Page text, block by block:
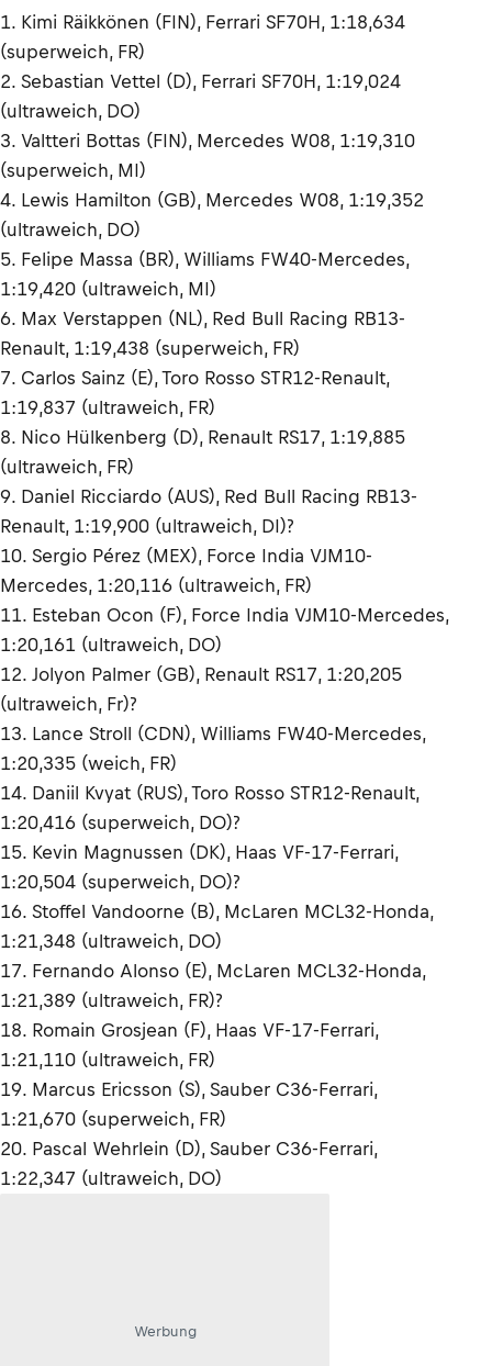
1. Kimi Räikkönen (FIN), Ferrari SF70H, 1:18,634
(superweich, FR)
2. Sebastian Vettel (D), Ferrari SF70H, 1:19,024
(ultraweich, DO)
3. Valtteri Bottas (FIN), Mercedes W08, 1:19,310
(superweich, MI)
4. Lewis Hamilton (GB), Mercedes W08, 1:19,352
(ultraweich, DO)
5. Felipe Massa (BR), Williams FW40-Mercedes,
1:19,420 (ultraweich, MI)
6. Max Verstappen (NL), Red Bull Racing RB13-
Renault, 1:19,438 (superweich, FR)
7. Carlos Sainz (E), Toro Rosso STR12-Renault,
1:19,837 (ultraweich, FR)
8. Nico Hülkenberg (D), Renault RS17, 1:19,885
(ultraweich, FR)
9. Daniel Ricciardo (AUS), Red Bull Racing RB13-
Renault, 1:19,900 (ultraweich, DI)?
10. Sergio Pérez (MEX), Force India VJM10-
Mercedes, 1:20,116 (ultraweich, FR)
11. Esteban Ocon (F), Force India VJM10-Mercedes,
1:20,161 (ultraweich, DO)
12. Jolyon Palmer (GB), Renault RS17, 1:20,205
(ultraweich, Fr)?
13. Lance Stroll (CDN), Williams FW40-Mercedes,
1:20,335 (weich, FR)
14. Daniil Kvyat (RUS), Toro Rosso STR12-Renault,
1:20,416 (superweich, DO)?
15. Kevin Magnussen (DK), Haas VF-17-Ferrari,
1:20,504 (superweich, DO)?
16. Stoffel Vandoorne (B), McLaren MCL32-Honda,
1:21,348 (ultraweich, DO)
17. Fernando Alonso (E), McLaren MCL32-Honda,
1:21,389 (ultraweich, FR)?
18. Romain Grosjean (F), Haas VF-17-Ferrari,
1:21,110 (ultraweich, FR)
19. Marcus Ericsson (S), Sauber C36-Ferrari,
1:21,670 (superweich, FR)
20. Pascal Wehrlein (D), Sauber C36-Ferrari,
1:22,347 (ultraweich, DO)
Werbung